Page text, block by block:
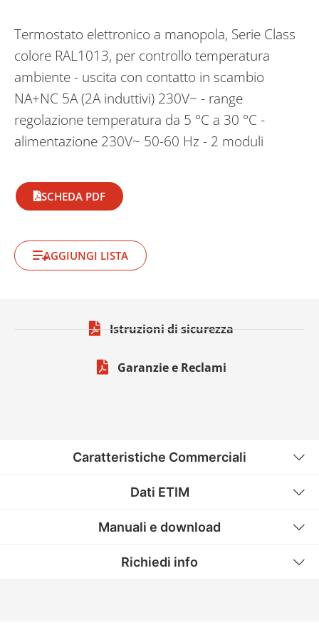
Termostato elettronico a manopola, Serie Class
colore RAL1013, per controllo temperatura
ambiente - uscita con contatto in scambio
NA+NC 5A (2A induttivi) 230V~ - range
regolazione temperatura da 5 °C a 30 °C -
alimentazione 230V~ 50-60 Hz - 2 moduli
SCHEDA PDF
AGGIUNGI LISTA
Istruzioni di sicurezza
Garanzie e Reclami
Caratteristiche Commerciali
Dati ETIM
Manuali e download
Richiedi info